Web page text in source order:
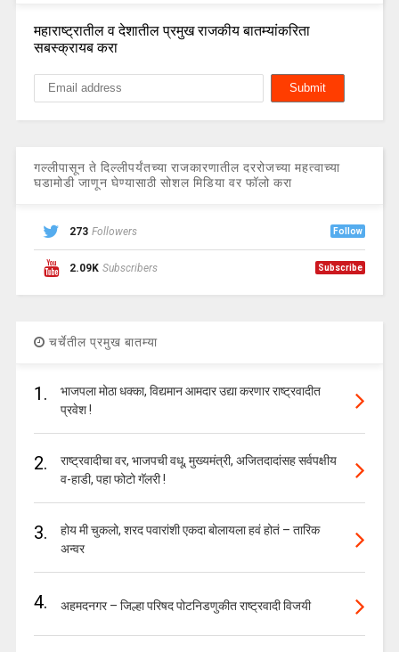
महाराष्ट्रातील व देशातील प्रमुख राजकीय बातम्यांकरिता
सबस्क्रायब करा
गल्लीपासून ते दिल्लीपर्यंतच्या राजकारणातील दररोजच्या महत्वाच्या
घडामोडी जाणून घेण्यासाठी सोशल मिडिया वर फॉलो करा
273 Followers Follow
2.09K Subscribers Subscribe
चर्चेतील प्रमुख बातम्या
1.
भाजपला मोठा धक्का, विद्यमान आमदार उद्या करणार राष्ट्रवादीत
प्रवेश !
2.
राष्ट्रवादीचा वर, भाजपची वधू, मुख्यमंत्री, अजितदादांसह सर्वपक्षीय
व-हाडी, पहा फोटो गॅलरी !
3.
होय मी चुकलो, शरद पवारांशी एकदा बोलायला हवं होतं – तारिक
अन्वर
4. अहमदनगर – जिल्हा परिषद पोटनिडणुकीत राष्ट्रवादी विजयी